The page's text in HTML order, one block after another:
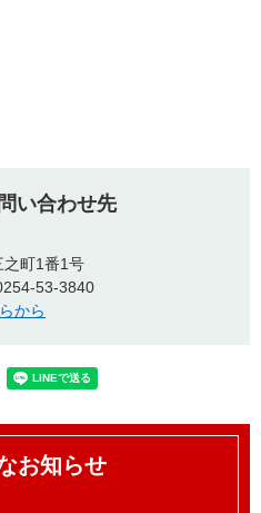
い合わせ先
之町1番1号
53-3840
から
お知らせ